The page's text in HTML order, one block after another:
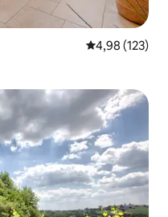
4,98 de uma
4,98 (123)